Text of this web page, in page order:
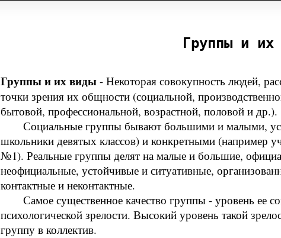
Группы и их
Группы и их виды -Некоторая совокупность людей,
точки зрения их общности (социальной,
бытовой, профессиональной, возрастной, половой и др.).
Социальные группы бывают большими и малыми,
школьники девятых классов) и конкретными (например
№1). Реальные группы делят на малые и большие,
неофициальные, устойчивые и ситуативные,
контактные и неконтактные.
Самое существенное качество группы - уровень ее
психологической зрелости. Высокий уровень такой
группу в коллектив.